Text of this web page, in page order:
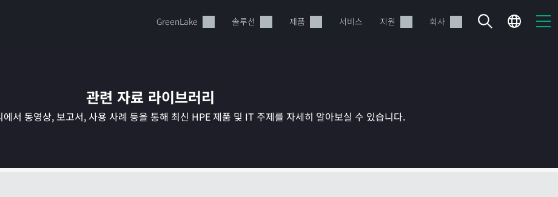
GreenLake 솔루션 제품 서비스 지원 회사
현재 장바구니가 비어있습니다
관련 자료 라이브러리
서 동영상, 보고서, 사용 사례 등을 통해 최신 HPE 제품 및 IT 주제를 자세히 알아보실 수 있습니다.